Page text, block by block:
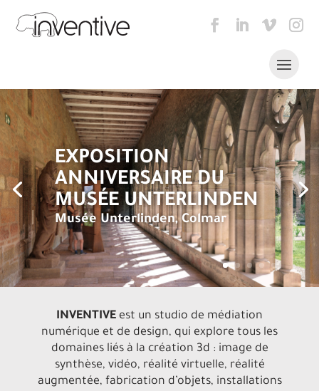
EXPOSITION
ANNIVERSAIRE DU
MUSÉE UNTERLINDEN
Musée Unterlinden, Colmar
1 2 3 4 5
INVENTIVE est un studio de médiation
numérique et de design, qui explore tous les
domaines liés à la création 3d : image de
synthèse, vidéo, réalité virtuelle, réalité
augmentée, fabrication d’objets, installations